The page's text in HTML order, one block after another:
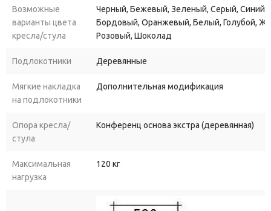
заслуживают ваши сотрудники и гости!
Возможные
варианты цвета
кресла/стула
Черный, Бежевый, Зеленый, Серый, Синий,
Бордовый, Оранжевый, Белый, Голубой,
Розовый, Шоколад
Подлокотники Деревянные
Мягкие накладка
на подлокотники
Дополнительная модификация
Опора кресла/
стула
Конференц основа экстра (деревянная)
Максимальная
нагрузка
120 кг